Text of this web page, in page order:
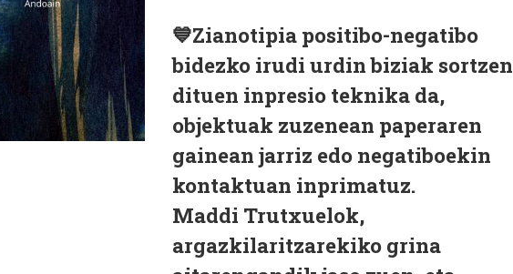
💙Zianotipia positibo-negatibo
bidezko irudi urdin biziak sortzen
dituen inpresio teknika da,
objektuak zuzenean paperaren
gainean jarriz edo negatiboekin
kontaktuan inprimatuz.
Maddi Trutxuelok,
argazkilaritzarekiko grina